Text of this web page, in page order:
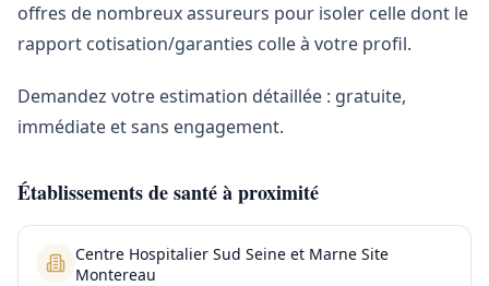
offres de nombreux assureurs pour isoler celle dont le
rapport cotisation/garanties colle à votre profil.
Demandez votre estimation détaillée : gratuite,
immédiate et sans engagement.
Établissements de santé à proximité
Centre Hospitalier Sud Seine et Marne Site
Montereau